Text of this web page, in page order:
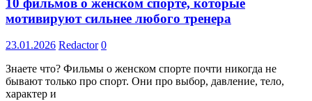
мотивируют сильнее любого тренера
23.01.2026 Redactor 0
Знаете что? Фильмы о женском спорте почти никогда не
бывают только про спорт. Они про выбор, давление, тело,
характер и